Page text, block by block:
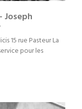
Joseph
15 rue Pasteur La
pour les